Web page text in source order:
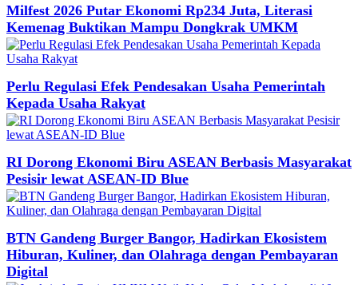
Milfest 2026 Putar Ekonomi Rp234 Juta, Literasi
Kemenag Buktikan Mampu Dongkrak UMKM
Perlu Regulasi Efek Pendesakan Usaha Pemerintah
Kepada Usaha Rakyat
RI Dorong Ekonomi Biru ASEAN Berbasis Masyarakat
Pesisir lewat ASEAN-ID Blue
BTN Gandeng Burger Bangor, Hadirkan Ekosistem
Hiburan, Kuliner, dan Olahraga dengan Pembayaran
Digital